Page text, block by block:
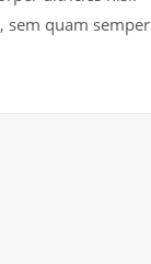
sem quam semper